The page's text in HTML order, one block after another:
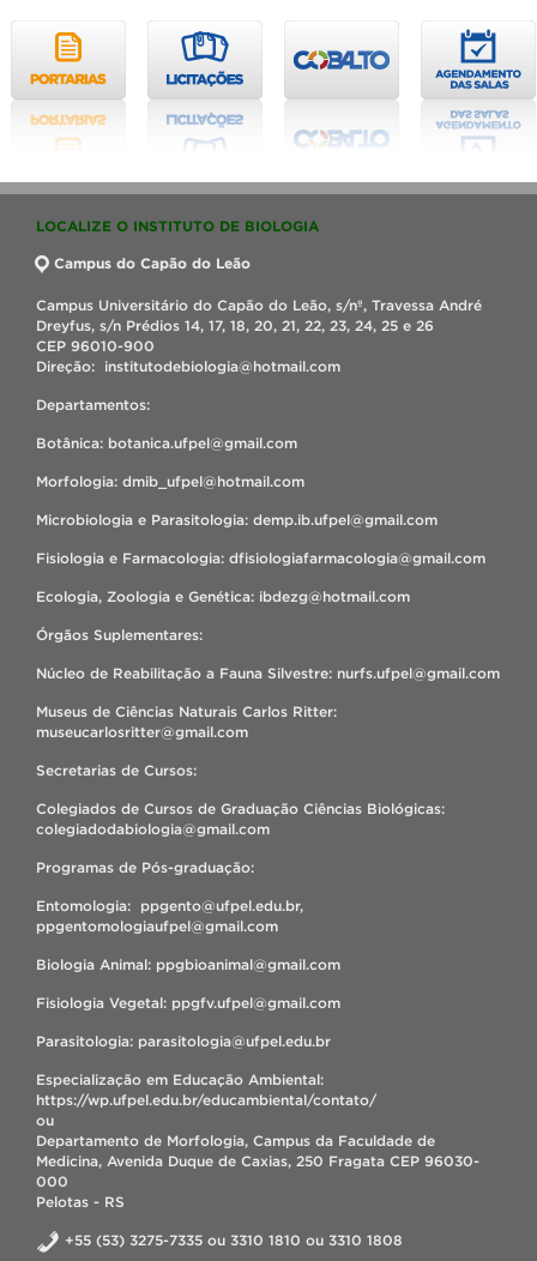
LOCALIZE O INSTITUTO DE BIOLOGIA
Campus do Capão do Leão
Campus Universitário do Capão do Leão, s/nº, Travessa André
Dreyfus, s/n Prédios 14, 17, 18, 20, 21, 22, 23, 24, 25 e 26
CEP 96010-900
Direção: institutodebiologia@hotmail.com
Departamentos:
Botânica: botanica.ufpel@gmail.com
Morfologia: dmib_ufpel@hotmail.com
Microbiologia e Parasitologia: demp.ib.ufpel@gmail.com
Fisiologia e Farmacologia: dfisiologiafarmacologia@gmail.com
Ecologia, Zoologia e Genética: ibdezg@hotmail.com
Órgãos Suplementares:
Núcleo de Reabilitação a Fauna Silvestre: nurfs.ufpel@gmail.com
Museus de Ciências Naturais Carlos Ritter:
museucarlosritter@gmail.com
Secretarias de Cursos:
Colegiados de Cursos de Graduação Ciências Biológicas:
colegiadodabiologia@gmail.com
Programas de Pós-graduação:
Entomologia: ppgento@ufpel.edu.br,
ppgentomologiaufpel@gmail.com
Biologia Animal: ppgbioanimal@gmail.com
Fisiologia Vegetal: ppgfv.ufpel@gmail.com
Parasitologia: parasitologia@ufpel.edu.br
Especialização em Educação Ambiental:
https://wp.ufpel.edu.br/educambiental/contato/
ou
Departamento de Morfologia, Campus da Faculdade de
Medicina, Avenida Duque de Caxias, 250 Fragata CEP 96030-
000
Pelotas - RS
+55 (53) 3275-7335 ou 3310 1810 ou 3310 1808